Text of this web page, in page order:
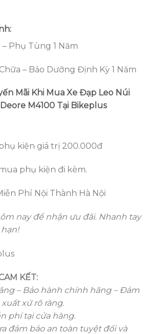
Phụ Tùng 1 Năm
– Bảo Dưỡng Định Kỳ 1 Năm
Mãi Khi Mua Xe Đạp Leo Núi
M4100 Tại Bikeplus
kiện giá trị 200.000đ
phụ kiện đi kèm.
Phí Nội Thành Hà Nội
nay để nhận ưu đãi. Nhanh tay
KẾT:
– Bảo hành chính hãng – Đảm
xứ rõ ràng.
phí tại cửa hàng.
đảm bảo an toàn tuyệt đối và